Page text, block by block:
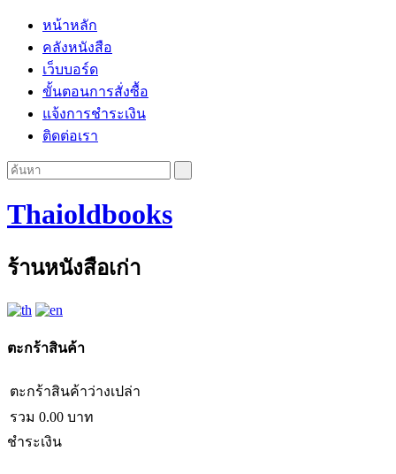
หน้าหลัก
คลังหนังสือ
เว็บบอร์ด
ขั้นตอนการสั่งซื้อ
แจ้งการชำระเงิน
ติดต่อเรา
Thaioldbooks
ร้านหนังสือเก่า
ตะกร้าสินค้า
ตะกร้าสินค้าว่างเปล่า
รวม 0.00 บาท
ชำระเงิน